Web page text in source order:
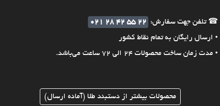
☎ تلفن جهت سفارش:
021 28 42 55 22
• ارسال رایگان به تمام نقاط کشور
• مدت زمان ساخت محصولات 24 الی 72 ساعت می‌باشد.
محصولات بیشتر از دستبند طلا (آماده ارسال)